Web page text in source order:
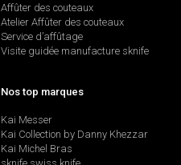
Affûter des couteaux
Atelier Affûter des couteaux
Service d’affûtage
Visite guidée manufacture sknife
Nos top marques
Kai Messer
Kai Collection by Danny Khezzar
Kai Michel Bras